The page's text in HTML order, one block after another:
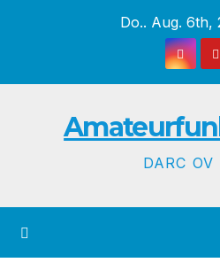
Do.. Aug. 6th,
DARC OV